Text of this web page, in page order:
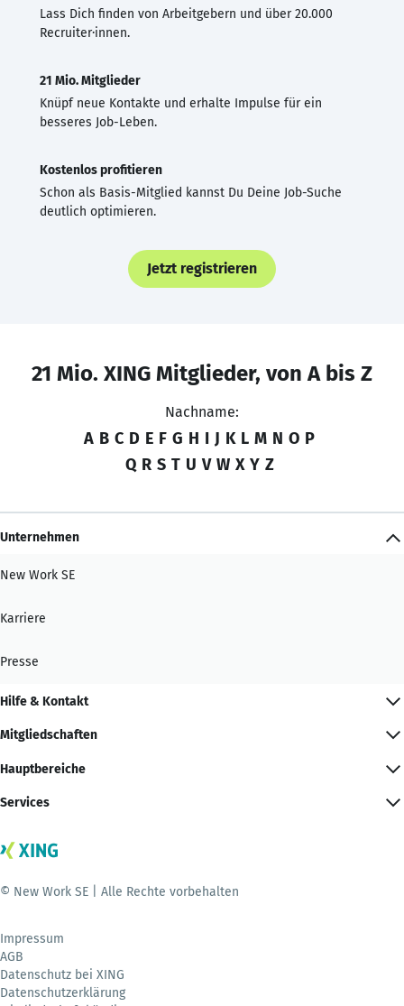
Lass Dich finden von Arbeitgebern und über 20.000
Recruiter·innen.
21 Mio. Mitglieder
Knüpf neue Kontakte und erhalte Impulse für ein
besseres Job-Leben.
Kostenlos profitieren
Schon als Basis-Mitglied kannst Du Deine Job-Suche
deutlich optimieren.
Jetzt registrieren
21 Mio. XING Mitglieder, von A bis Z
Nachname:
A B C D E F G H I J K L M N O P
Q R S T U V W X Y Z
Unternehmen
New Work SE
Karriere
Presse
Hilfe & Kontakt
Mitgliedschaften
Hauptbereiche
Services
© New Work SE | Alle Rechte vorbehalten
Impressum
AGB
Datenschutz bei XING
Datenschutzerklärung